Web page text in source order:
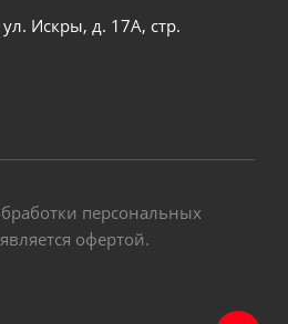
Искры, д. 17А, стр.
персональных
офертой.